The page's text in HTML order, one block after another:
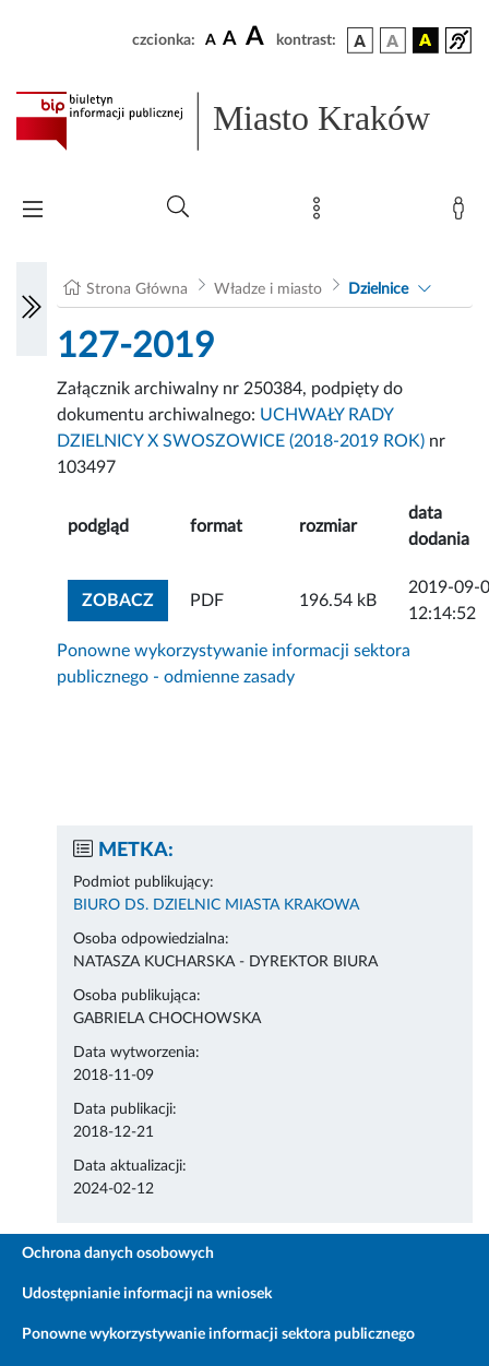
czcionka: A A A kontrast:
Miasto Kraków
Strona Główna Władze i miasto Dzielnice
127-2019
Załącznik archiwalny nr 250384, podpięty do
dokumentu archiwalnego: UCHWAŁY RADY
DZIELNICY X SWOSZOWICE (2018-2019 ROK) nr
103497
podgląd format rozmiar
data
dodania
ZOBACZZOBACZ ZAŁĄCZNIK
PDF 196.54 kB
2019-09-
12:14:52
Ponowne wykorzystywanie informacji sektora
publicznego - odmienne zasady
METKA:
Podmiot publikujący:
BIURO DS. DZIELNIC MIASTA KRAKOWA
Osoba odpowiedzialna:
NATASZA KUCHARSKA - DYREKTOR BIURA
Osoba publikująca:
GABRIELA CHOCHOWSKA
Data wytworzenia:
2018-11-09
Data publikacji:
2018-12-21
Data aktualizacji:
2024-02-12
Ochrona danych osobowych
Udostępnianie informacji na wniosek
Ponowne wykorzystywanie informacji sektora publicznego